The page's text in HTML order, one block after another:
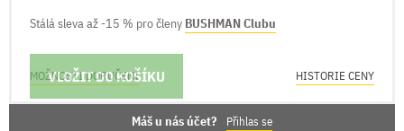
Stálá sleva až -15 % pro členy BUSHMAN Clubu
VLOŽIT DO KOŠÍKU
MOŽNOSTI DORUČENÍ HISTORIE CENY
Máš u nás účet? Přihlas se